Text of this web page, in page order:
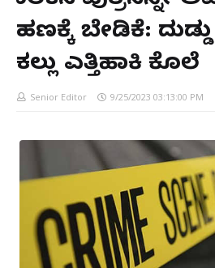
ಹಣಕ್ಕೆ ಬೇಡಿಕೆ:
ಕಲ್ಲು ಎತ್ತಿಹಾಕಿ ಕೊಲೆ
Senior Editor 9/25/2023 03:13:00 PM